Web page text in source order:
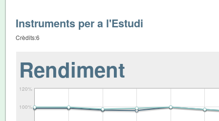
Instruments per a l'Estudi
Crèdits:6
Rendiment
100%
120%